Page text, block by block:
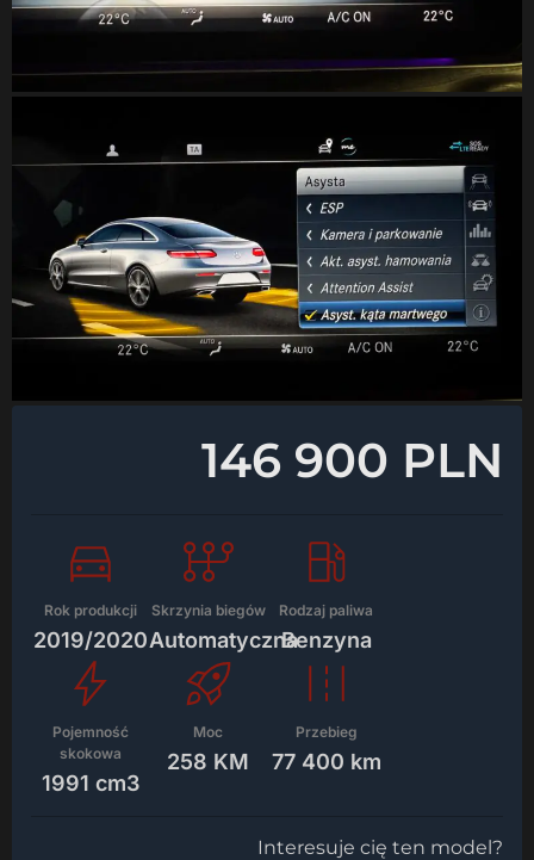
146 900 PLN
Rok produkcji
2019/2020
Skrzynia biegów
Automatyczna
Rodzaj paliwa
Benzyna
Pojemność
skokowa
1991 cm3
Moc
258 KM
Przebieg
77 400 km
Interesuje cię ten model?